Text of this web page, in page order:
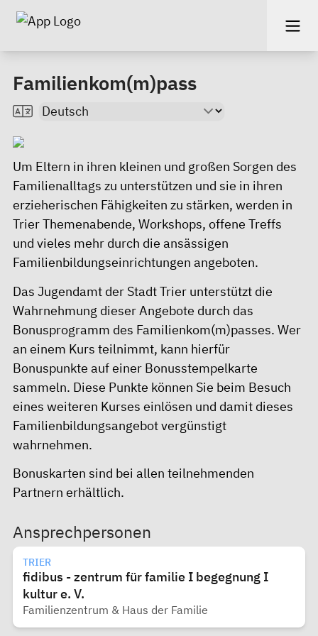
Familienkom(m)pass
Um Eltern in ihren kleinen und großen Sorgen des
Familienalltags zu unterstützen und sie in ihren
erzieherischen Fähigkeiten zu stärken, werden in
Trier Themenabende, Workshops, offene Treffs
und vieles mehr durch die ansässigen
Familienbildungseinrichtungen angeboten.
Das Jugendamt der Stadt Trier unterstützt die
Wahrnehmung dieser Angebote durch das
Bonusprogramm des Familienkom(m)passes. Wer
an einem Kurs teilnimmt, kann hierfür
Bonuspunkte auf einer Bonusstempelkarte
sammeln. Diese Punkte können Sie beim Besuch
eines weiteren Kurses einlösen und damit dieses
Familienbildungsangebot vergünstigt
wahrnehmen.
Bonuskarten sind bei allen teilnehmenden
Partnern erhältlich.
Ansprechpersonen
TRIER
fidibus - zentrum für familie I begegnung I
kultur e. V.
Familienzentrum & Haus der Familie